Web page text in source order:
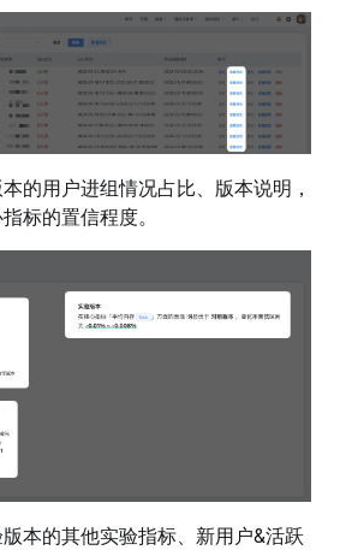
的用户进组情况占比、版本说明，
标的置信程度。
本的其他实验指标、新用户&活跃